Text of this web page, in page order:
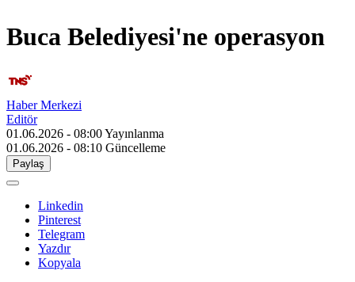
Buca Belediyesi'ne operasyon
Haber Merkezi
Editör
01.06.2026 - 08:00Yayınlanma
01.06.2026 - 08:10 Güncelleme
Paylaş
Linkedin
Pinterest
Telegram
Yazdır
Kopyala